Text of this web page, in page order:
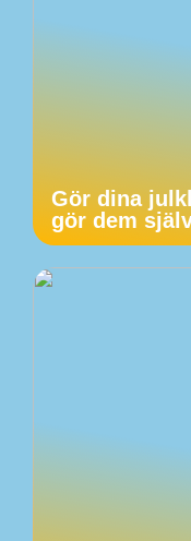
Gör dina
gör dem